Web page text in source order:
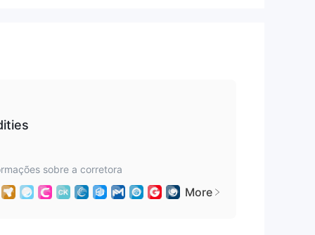
sobre a corretora
More